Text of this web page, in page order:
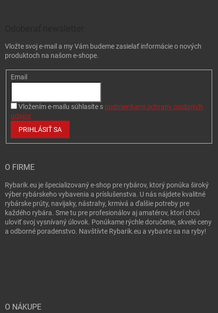
Vložte svoj e-mail a my Vám budeme zasielať informácie o nových
produktoch na našom e-shope.
Email
Vložením e-mailu súhlasíte s podmienkami ochrany osobných
údajov
PRIHLÁSIŤ SA
O FIRME
Rybarik.eu je špecializovaný e-shop pre rybárov, ktorý ponúka široký
výber rybárskeho vybavenia a príslušenstva. U nás nájdete kvalitné
rybárske prúty, navijaky, nástrahy, krmivá a ďalšie potreby pre
každého rybára. Sme tu pre profesionálov aj amatérov, ktorí chcú
uloviť svoj vysnívaný úlovok. Ponúkame rýchle doručenie, skvelé ceny
a odborné poradenstvo. Navštívte Rybarik.eu a vybavte sa na ryby!
O NÁKUPE